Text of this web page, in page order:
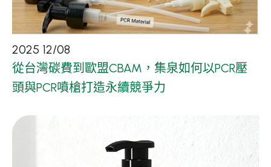
2025 12/08
從台灣碳費到歐盟CBAM，集泉如何以PCR壓
頭與PCR噴槍打造永續競爭力
應用領域
新聞中心
展覽活動
媒體露出